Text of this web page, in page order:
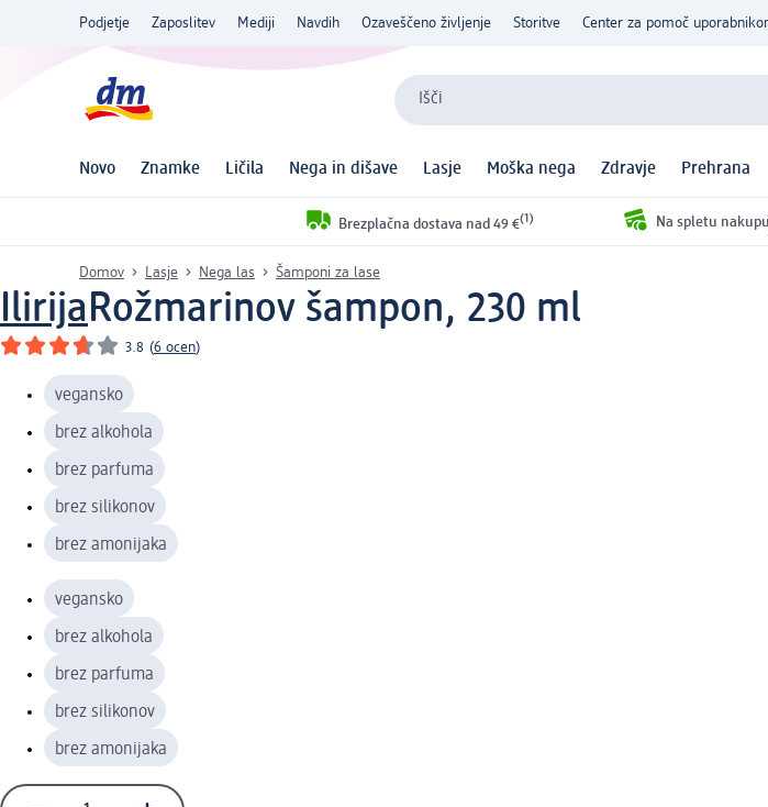
Podjetje Zaposlitev Mediji Navdih Ozaveščeno življenje Storitve Center za pomoč
Išči
Novo Znamke Ličila Nega in dišave Lasje Moška nega Zdravje Prehrana
Brezplačna dostava nad 49 €(1) Na spletu
Domov Lasje Nega las Šamponi za lase
IlirijaRožmarinov šampon, 230 ml
3.8 (6 ocen)
vegansko
brez alkohola
brez parfuma
brez silikonov
brez amonijaka
vegansko
brez alkohola
brez parfuma
brez silikonov
brez amonijaka